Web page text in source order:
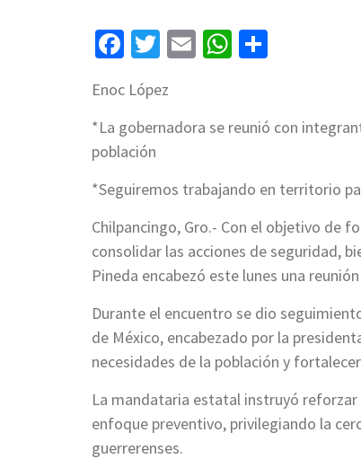
Facebook
Twitter
EmailWhatsApp
Enoc López
*La gobernadora se reunió con
población
*Seguiremos trabajando en territorio
Chilpancingo, Gro.- Con el objetivo de
consolidar las acciones de seguridad,
Pineda encabezó este lunes una
Durante el encuentro se dio
de México, encabezado por la
necesidades de la población y
La mandataria estatal instruyó
enfoque preventivo, privilegiando la
guerrerenses.